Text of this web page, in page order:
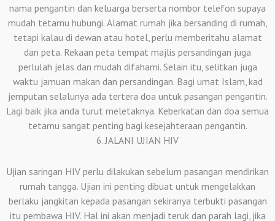
nama pengantin dan keluarga berserta nombor telefon supaya
mudah tetamu hubungi. Alamat rumah jika bersanding di rumah,
tetapi kalau di dewan atau hotel, perlu memberitahu alamat
dan peta. Rekaan peta tempat majlis persandingan juga
perlulah jelas dan mudah difahami. Selain itu, selitkan juga
waktu jamuan makan dan persandingan. Bagi umat Islam, kad
jemputan selalunya ada tertera doa untuk pasangan pengantin.
Lagi baik jika anda turut meletaknya. Keberkatan dan doa semua
tetamu sangat penting bagi kesejahteraan pengantin.
6. JALANI UJIAN HIV
Ujian saringan HIV perlu dilakukan sebelum pasangan mendirikan
rumah tangga. Ujian ini penting dibuat untuk mengelakkan
berlaku jangkitan kepada pasangan sekiranya terbukti pasangan
itu pembawa HIV. Hal ini akan menjadi teruk dan parah lagi, jika